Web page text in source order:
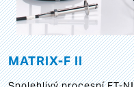
MATRIX-F II